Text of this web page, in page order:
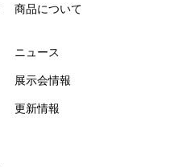
商品について
ニュース
展示会情報
更新情報